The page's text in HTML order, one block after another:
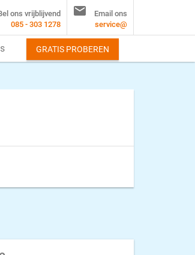
ons vrijblijvend
085 - 303 1278

Email ons
service@
GRATIS PROBEREN